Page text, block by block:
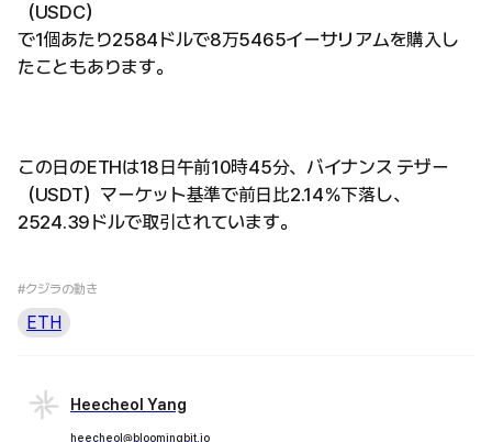
（USDC）
で1個あたり2584ドルで8万5465イーサリアムを購入し
たこともあります。
この日のETHは18日午前10時45分、バイナンス テザー
（USDT）マーケット基準で前日比2.14％下落し、
2524.39ドルで取引されています。
#クジラの動き
ETH
Heecheol Yang
heecheol@bloomingbit.io